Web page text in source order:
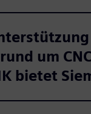
um
bietet